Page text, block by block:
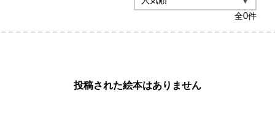
全0件
投稿された絵本はありません